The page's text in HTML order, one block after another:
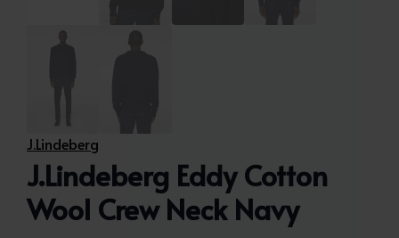
J.Lindeberg
J.Lindeberg Eddy Cotton
Wool Crew Neck Navy